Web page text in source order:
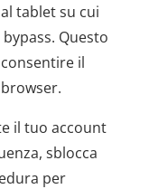
tablet su cui
Questo
il
il tuo account
sblocca
per